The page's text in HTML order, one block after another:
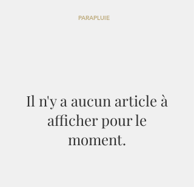
PARAPLUIE
Il n'y a aucun article à
afficher pour le
moment.